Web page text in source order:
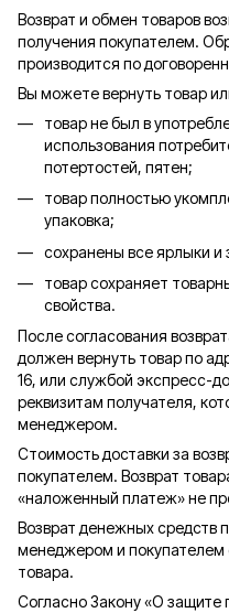
Возврат и обмен товаров
получения покупателем.
производится по
Вы можете вернуть товар
товар не был в
использования
потертостей, пятен;
товар полностью
упаковка;
сохранены все ярлыки и
товар сохраняет
свойства.
После согласования
должен вернуть товар по
16, или службой экспресс-
реквизитам получателя,
менеджером.
Стоимость доставки за
покупателем. Возврат
«наложенный платеж» не
Возврат денежных средств
менеджером и покупателем
товара.
Согласно Закону «О защите